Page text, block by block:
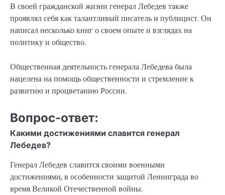
В своей гражданской жизни генерал Лебедев также
проявлял себя как талантливый писатель и публицист. Он
написал несколько книг о своем опыте и взглядах на
политику и общество.
Общественная деятельность генерала Лебедева была
нацелена на помощь общественности и стремление к
развитию и процветанию России.
Вопрос-ответ:
Какими достижениями славится генерал
Лебедев?
Генерал Лебедев славится своими военными
достижениями, в особенности защитой Ленинграда во
время Великой Отечественной войны.